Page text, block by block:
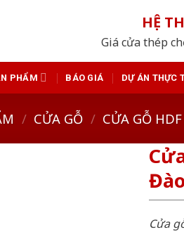
HỆ
Giá cửa thép
PHẨM BÁO GIÁ DỰ ÁN THỰC
/ CỬA GỖ / CỬA GỖ HDF
Cửa